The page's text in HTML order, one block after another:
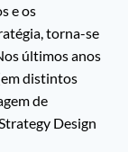
e os
torna-se
últimos anos
distintos
de
Design